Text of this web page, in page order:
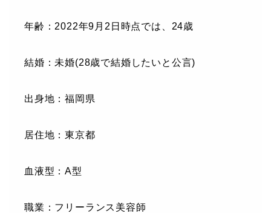
年齢：2022年9月2日時点では、24歳
結婚：未婚(28歳で結婚したいと公言)
出身地：福岡県
居住地：東京都
血液型：A型
職業：フリーランス美容師